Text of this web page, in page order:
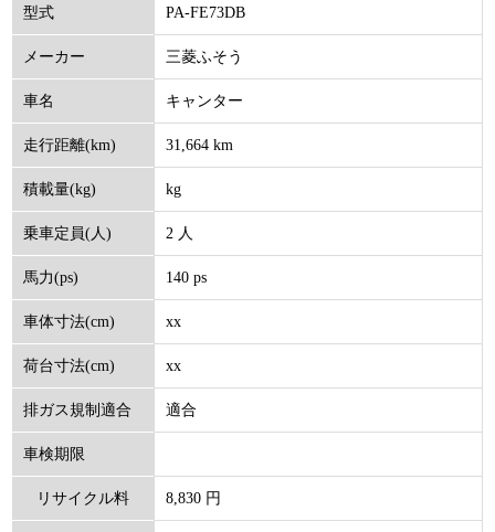
型式 PA-FE73DB
メーカー 三菱ふそう
車名 キャンター
走行距離(km) 31,664 km
積載量(kg) kg
乗車定員(人) 2 人
馬力(ps) 140 ps
車体寸法(cm) xx
荷台寸法(cm) xx
排ガス規制適合 適合
車検期限
リサイクル料 8,830 円